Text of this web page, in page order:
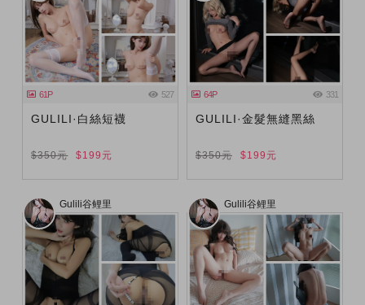
61P 527
GULILI·白絲短襪
$350元 $199元
64P 331
GULILI·金髮無縫黑絲
$350元 $199元
Gulili谷鲤里 Gulili谷鲤里